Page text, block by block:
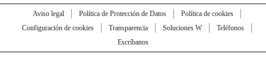
Aviso legal Política de Protección de Datos
Política de cookies
Configuración de cookies
Transparencia Soluciones W
Teléfonos
Escríbanos